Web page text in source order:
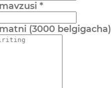
*
(3000 belgigacha)